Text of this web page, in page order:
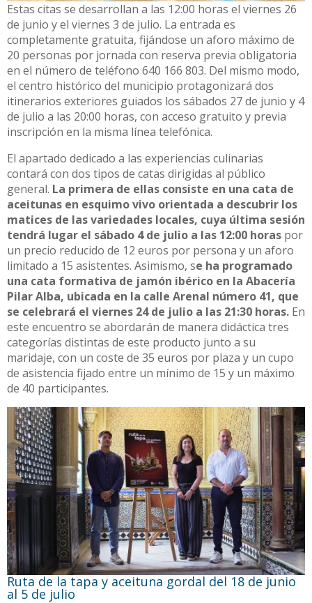
Estas citas se desarrollan a las 12:00 horas el viernes 26
de junio y el viernes 3 de julio. La entrada es
completamente gratuita, fijándose un aforo máximo de
20 personas por jornada con reserva previa obligatoria
en el número de teléfono 640 166 803. Del mismo modo,
el centro histórico del municipio protagonizará dos
itinerarios exteriores guiados los sábados 27 de junio y 4
de julio a las 20:00 horas, con acceso gratuito y previa
inscripción en la misma línea telefónica.
El apartado dedicado a las experiencias culinarias
contará con dos tipos de catas dirigidas al público
general. La primera de ellas consiste en una cata de
aceitunas en esquimo vivo orientada a descubrir los
matices de las variedades locales, cuya última sesión
tendrá lugar el sábado 4 de julio a las 12:00 horas por
un precio reducido de 12 euros por persona y un aforo
limitado a 15 asistentes. Asimismo, se ha programado
una cata formativa de jamón ibérico en la Abacería
Pilar Alba, ubicada en la calle Arenal número 41, que
se celebrará el viernes 24 de julio a las 21:30 horas. En
este encuentro se abordarán de manera didáctica tres
categorías distintas de este producto junto a su
maridaje, con un coste de 35 euros por plaza y un cupo
de asistencia fijado entre un mínimo de 15 y un máximo
de 40 participantes.
Ruta de la tapa y aceituna gordal del 18 de junio
al 5 de julio